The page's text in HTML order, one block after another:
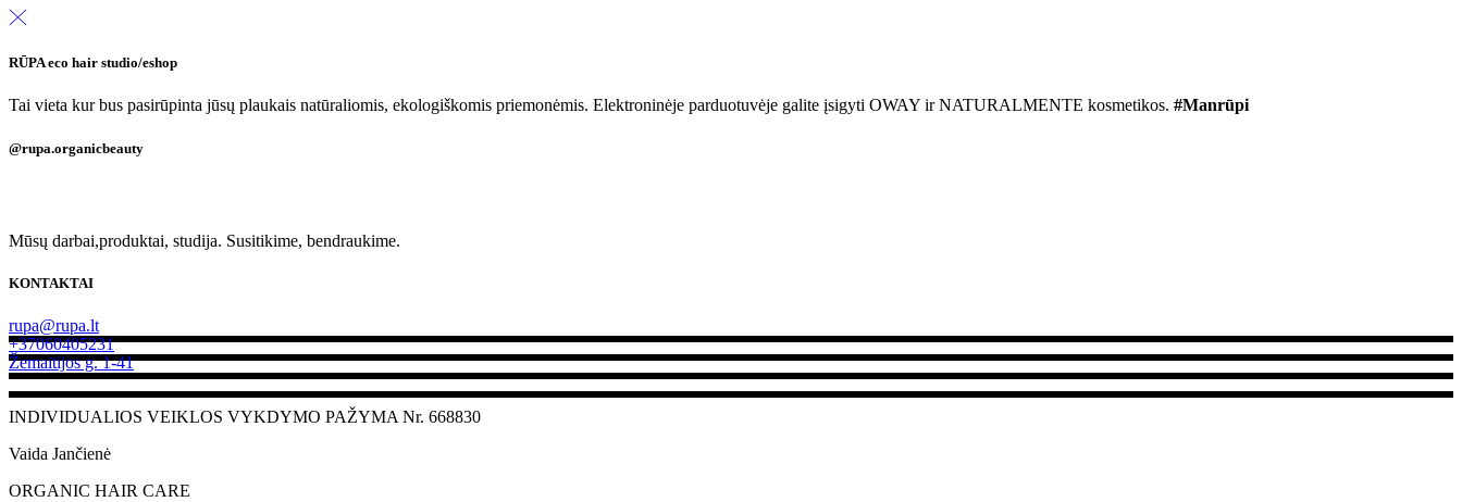
RŪPA eco hair studio/eshop
Tai vieta kur bus pasirūpinta jūsų plaukais natūraliomis, ekologiškomis priemonėmis. Elektroninėje parduotuvėje galite įsigyti OWAY ir NATURALMENTE kosmetikos. #Manrūpi
@rupa.organicbeauty
Mūsų darbai,produktai, studija. Susitikime, bendraukime.
KONTAKTAI
rupa@rupa.lt
+37060405231
Žemaitijos g. 1-41
INDIVIDUALIOS VEIKLOS VYKDYMO PAŽYMA Nr. 668830
Vaida Jančienė
ORGANIC HAIR CARE